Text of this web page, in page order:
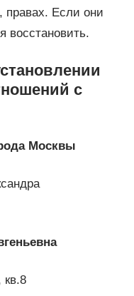
правах. Если они
восстановить.
с
Москвы
кв.8